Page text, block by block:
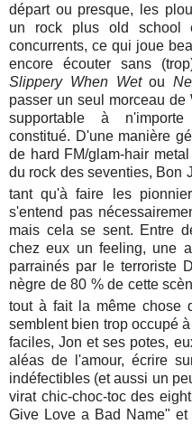
départ ou presque, les
un rock plus old school
concurrents, ce qui joue
encore écouter sans
Slippery When Wetou
passer un seul morceau
supportable à
constitué. D'une manière
de hard FM/glam-hair
du rock des seventies, Bon
tant qu'à faire les
s'entend pas
mais cela se sent. Entre
chez eux un feeling, une
parrainés par le terroriste
nègre de 80 % de cette
tout à fait la même chose
semblent bien trop occupé
faciles, Jon et ses potes,
aléas de l'amour, écrire
indéfectibles (et aussi un
virat chic-choc-toc des
Give Love a Bad Name"